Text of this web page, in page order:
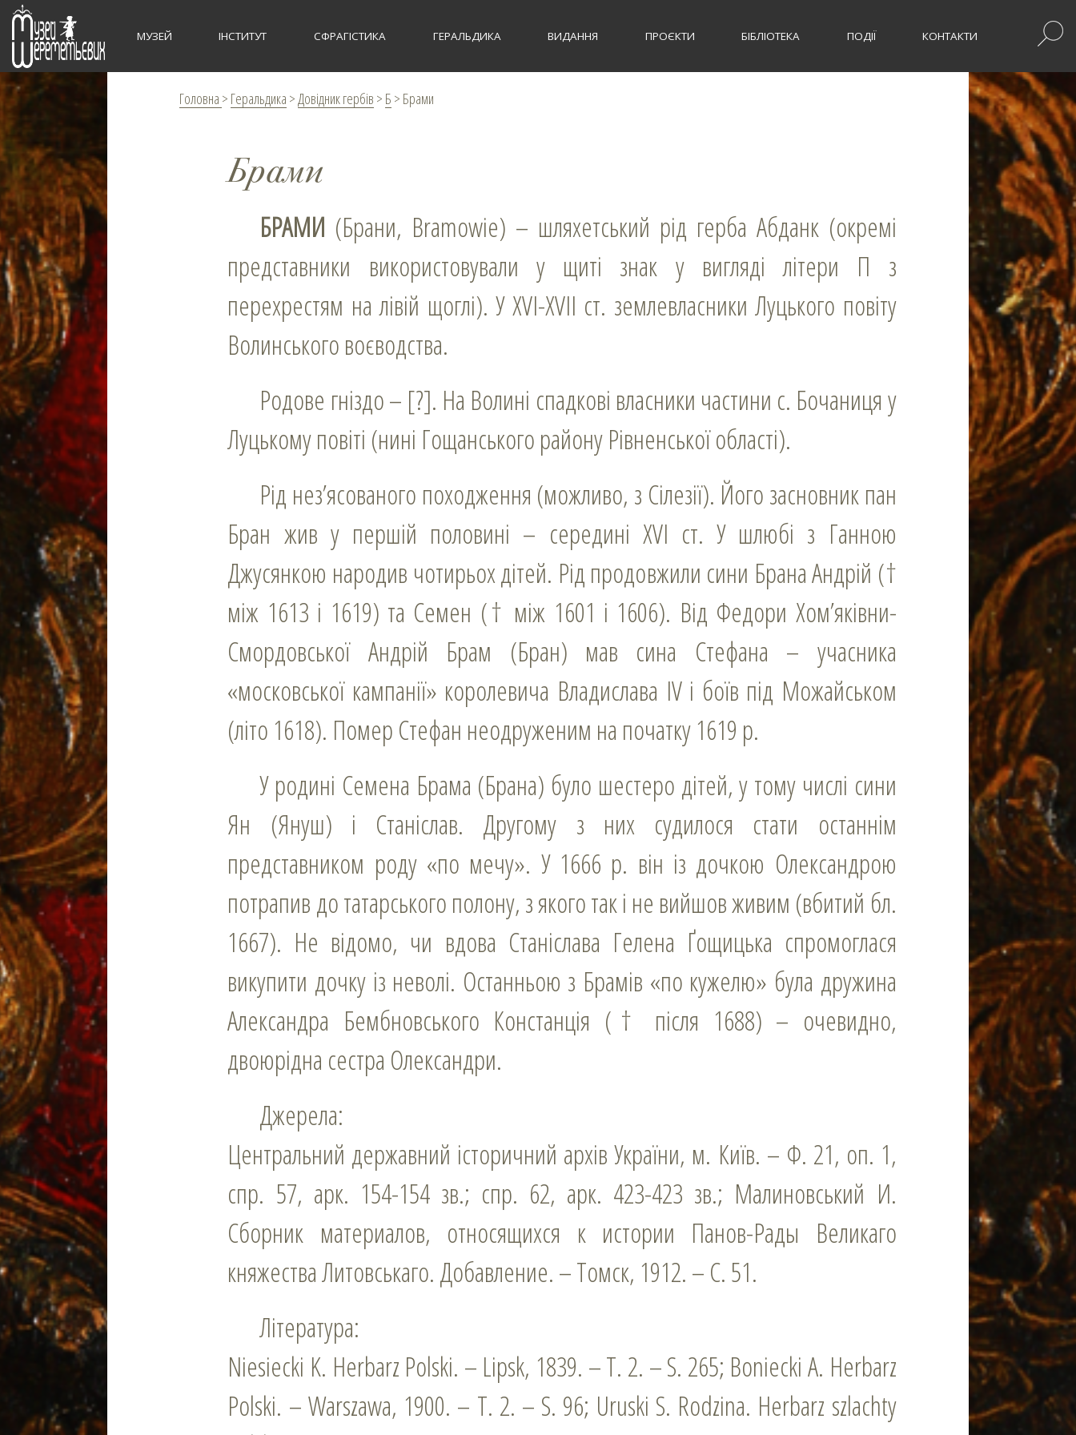
МУЗЕЙ ІНСТИТУТ СФРАГІСТИКА ГЕРАЛЬДИКА ВИДАННЯ ПРОЄКТИ БІБЛІОТЕКА ПОДІЇ КОНТАКТИ
Головна > Геральдика >Довідник гербів > Б > Брами
Брами
БРАМИ (Брани, Bramowie) – шляхетський рід герба Абданк (окремі
представники використовували у щиті знак у вигляді літери П з
перехрестям на лівій щоглі). У XVI-XVII ст. землевласники Луцького повіту
Волинського воєводства.
Родове гніздо – [?]. На Волині спадкові власники частини с. Бочаниця у
Луцькому повіті (нині Гощанського району Рівненської області).
Рід нез’ясованого походження (можливо, з Сілезії). Його засновник пан
Бран жив у першій половині – середині XVI ст. У шлюбі з Ганною
Джусянкою народив чотирьох дітей. Рід продовжили сини Брана Андрій (†
між 1613 і 1619) та Семен († між 1601 і 1606). Від Федори Хом’яківни-
Смордовської Андрій Брам (Бран) мав сина Стефана – учасника
«московської кампанії» королевича Владислава IV і боїв під Можайськом
(літо 1618). Помер Стефан неодруженим на початку 1619 р.
У родині Семена Брама (Брана) було шестеро дітей, у тому числі сини
Ян (Януш) і Станіслав. Другому з них судилося стати останнім
представником роду «по мечу». У 1666 р. він із дочкою Олександрою
потрапив до татарського полону, з якого так і не вийшов живим (вбитий бл.
1667). Не відомо, чи вдова Станіслава Гелена Ґощицька спромоглася
викупити дочку із неволі. Останньою з Брамів «по кужелю» була дружина
Александра Бембновського Констанція († після 1688) – очевидно,
двоюрідна сестра Олександри.
Джерела:
Центральний державний історичний архів України, м. Київ. – Ф. 21, оп. 1,
спр. 57, арк. 154-154 зв.; спр. 62, арк. 423-423 зв.; Малиновський И.
Сборник материалов, относящихся к истории Панов-Рады Великаго
княжества Литовськаго. Добавление. – Томск, 1912. – С. 51.
Література:
Niesiecki K. Herbarz Polski. – Lipsk, 1839. – Т. 2. – S. 265; Boniecki A. Herbarz
Polski. – Warszawa, 1900. – T. 2. – S. 96; Uruski S. Rodzina. Herbarz szlachty